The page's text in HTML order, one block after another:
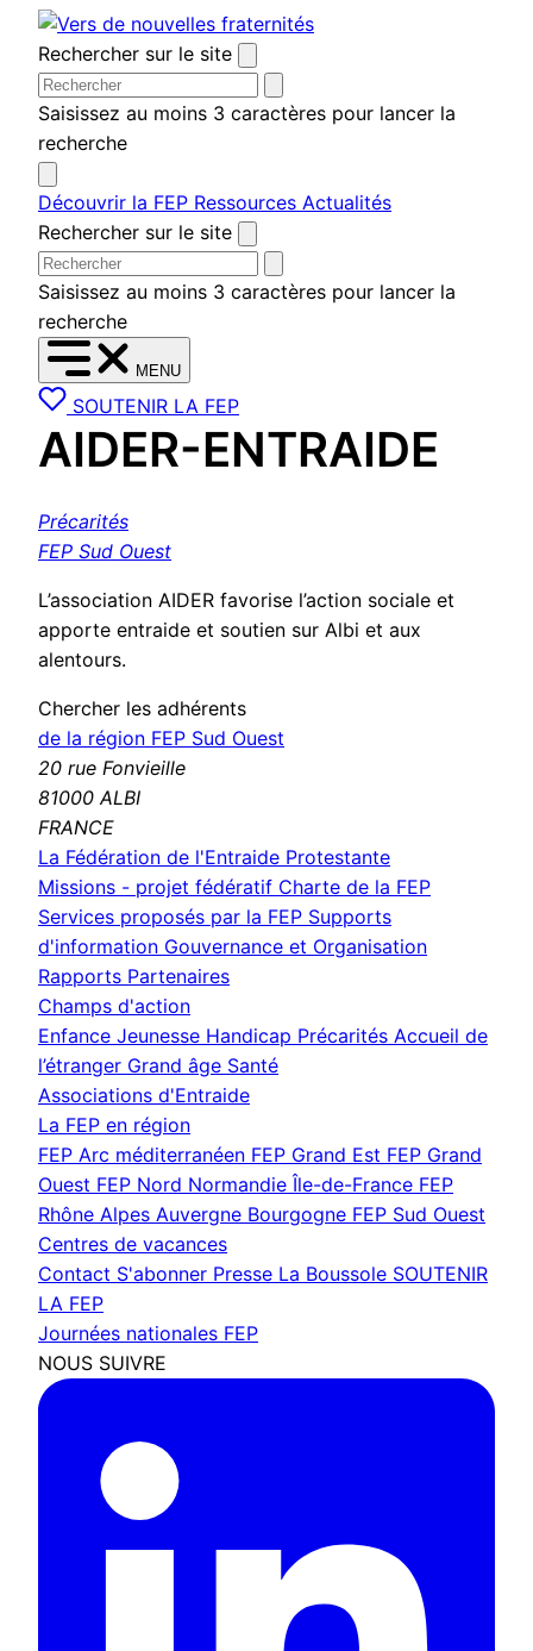
Aller
au
contenu
Rechercher sur le site
Saisissez au moins 3 caractères pour lancer la
recherche
Découvrir la FEP Ressources Actualités
Rechercher sur le site
Saisissez au moins 3 caractères pour lancer la
recherche
MENU
SOUTENIR LA FEP
AIDER-ENTRAIDE
Précarités
FEP Sud Ouest
L’association AIDER favorise l’action sociale et
apporte entraide et soutien sur Albi et aux
alentours.
Chercher les adhérents
de la région FEP Sud Ouest
20 rue Fonvieille
81000 ALBI
FRANCE
La Fédération de l'Entraide Protestante
Missions - projet fédératif Charte de la FEP
Services proposés par la FEP Supports
d'information Gouvernance et Organisation
Rapports Partenaires
Champs d'action
Enfance Jeunesse Handicap Précarités Accueil de
l’étranger Grand âge Santé
Associations d'Entraide
La FEP en région
FEP Arc méditerranéen FEP Grand Est FEP Grand
Ouest FEP Nord Normandie Île-de-France FEP
Rhône Alpes Auvergne Bourgogne FEP Sud Ouest
Centres de vacances
Contact S'abonner Presse La Boussole SOUTENIR
LA FEP
Journées nationales FEP
NOUS SUIVRE